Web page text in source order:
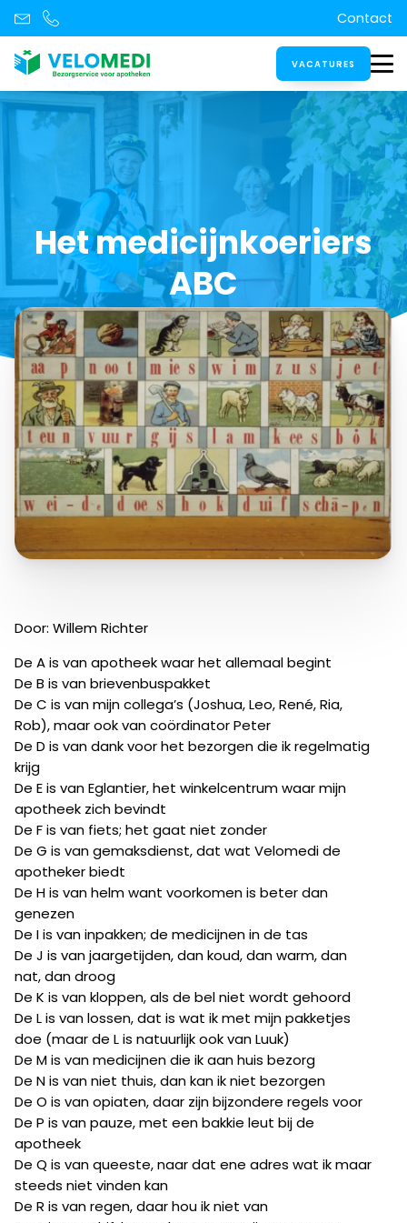
Contact
VACATURES
Het medicijnkoeriers
ABC
Datum:13 mei 2025
Door: Willem Richter
De A is van apotheek waar het allemaal begint
De B is van brievenbuspakket
De C is van mijn collega’s (Joshua, Leo, René, Ria,
Rob), maar ook van coördinator Peter
De D is van dank voor het bezorgen die ik regelmatig
krijg
De E is van Eglantier, het winkelcentrum waar mijn
apotheek zich bevindt
De F is van fiets; het gaat niet zonder
De G is van gemaksdienst, dat wat Velomedi de
apotheker biedt
De H is van helm want voorkomen is beter dan
genezen
De I is van inpakken; de medicijnen in de tas
De J is van jaargetijden, dan koud, dan warm, dan
nat, dan droog
De K is van kloppen, als de bel niet wordt gehoord
De L is van lossen, dat is wat ik met mijn pakketjes
doe (maar de L is natuurlijk ook van Luuk)
De M is van medicijnen die ik aan huis bezorg
De N is van niet thuis, dan kan ik niet bezorgen
De O is van opiaten, daar zijn bijzondere regels voor
De P is van pauze, met een bakkie leut bij de
apotheek
De Q is van queeste, naar dat ene adres wat ik maar
steeds niet vinden kan
De R is van regen, daar hou ik niet van